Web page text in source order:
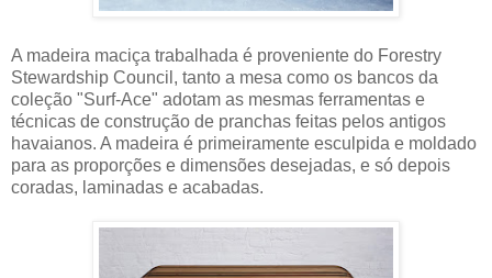
A madeira maciça trabalhada é proveniente do Forestry
Stewardship Council, tanto a mesa como os bancos da
coleção "Surf-Ace" adotam as mesmas ferramentas e
técnicas de construção de pranchas feitas pelos antigos
havaianos. A madeira é primeiramente esculpida e moldado
para as proporções e dimensões desejadas, e só depois
coradas, laminadas e acabadas.